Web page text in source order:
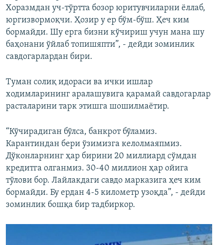
Хоразмдан уч-тўртта бозор юритувчиларни ёллаб,
юргизвормоқчи. Ҳозир у ер бўм-бўш. Ҳеч ким
бормайди. Шу ерга бизни кўчириш учун мана шу
баҳонани ўйлаб топишяпти”, - дейди зоминлик
савдогарлардан бири.
Туман солиқ идораси ва ички ишлар
ходимларининг аралашувига қарамай савдогарлар
расталарини тарк этишга шошилмаётир.
“Кўчирадиган бўлса, банкрот бўламиз.
Карантиндан бери ўзимизга келолмаяпмиз.
Дўконларнинг ҳар бирини 20 миллиард сўмдан
кредитга олганмиз. 30-40 миллион ҳар ойига
тўлови бор. Лайлакдаги савдо марказига ҳеч ким
бормайди. Бу ердан 4-5 километр узоқда”, - дейди
зоминлик бошқа бир тадбиркор.